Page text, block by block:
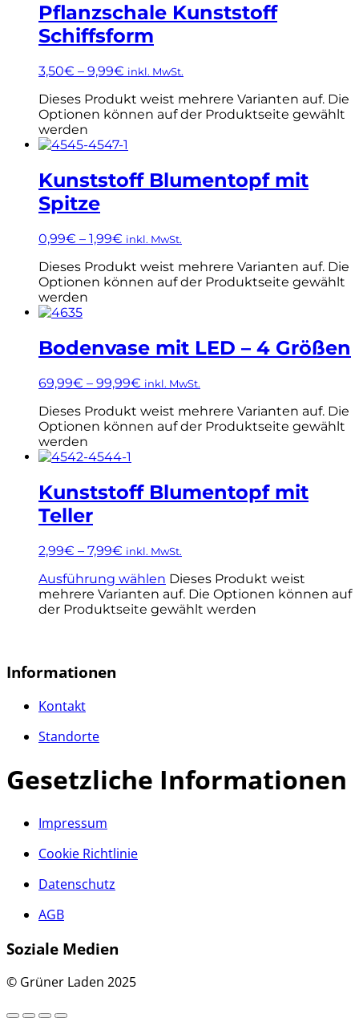
Pflanzschale Kunststoff
Schiffsform
3,50€ – 9,99€ inkl. MwSt.
Dieses Produkt weist mehrere Varianten auf. Die
Optionen können auf der Produktseite gewählt
werden
Kunststoff Blumentopf mit
Spitze
0,99€ – 1,99€ inkl. MwSt.
Dieses Produkt weist mehrere Varianten auf. Die
Optionen können auf der Produktseite gewählt
werden
Bodenvase mit LED – 4 Größen
69,99€ – 99,99€ inkl. MwSt.
Dieses Produkt weist mehrere Varianten auf. Die
Optionen können auf der Produktseite gewählt
werden
Kunststoff Blumentopf mit
Teller
2,99€ – 7,99€ inkl. MwSt.
Ausführung wählen Dieses Produkt weist
mehrere Varianten auf. Die Optionen können auf
der Produktseite gewählt werden
Informationen
Kontakt
Standorte
Gesetzliche Informationen
Impressum
Cookie Richtlinie
Datenschutz
AGB
Soziale Medien
© Grüner Laden 2025